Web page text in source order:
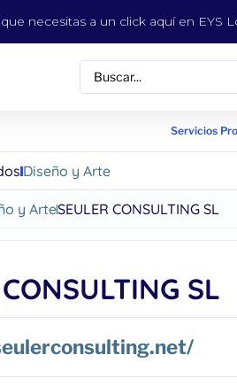
necesitas a un click aquí en
Servicios
Diseño y Arte
y ArteSEULER CONSULTING SL
SL